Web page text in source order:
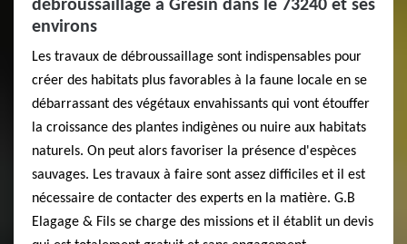
débroussaillage à Gresin dans le 73240 et ses
environs
Les travaux de débroussaillage sont indispensables pour
créer des habitats plus favorables à la faune locale en se
débarrassant des végétaux envahissants qui vont étouffer
la croissance des plantes indigènes ou nuire aux habitats
naturels. On peut alors favoriser la présence d'espèces
sauvages. Les travaux à faire sont assez difficiles et il est
nécessaire de contacter des experts en la matière. G.B
Elagage & Fils se charge des missions et il établit un devis